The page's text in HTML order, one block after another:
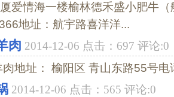
爱情海一楼榆林德禾盛小肥牛
地址：航宇路喜洋洋...
肉 2014-12-06 点击：697 评论:0
地址： 榆阳区 青山东路55号
2014-12-06 点击：565 评论:0